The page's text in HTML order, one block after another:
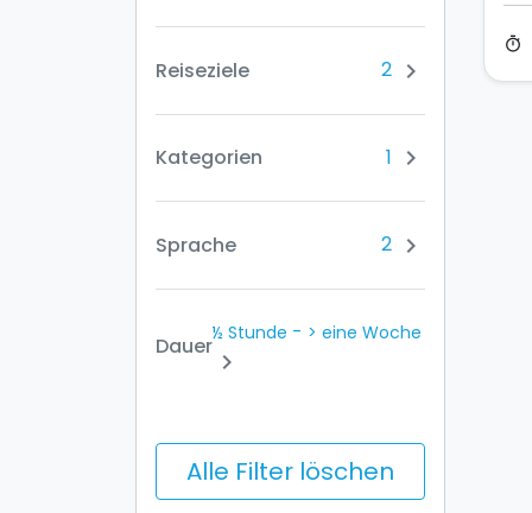
Reiseziele 2 chevron_right
Kategorien 1 chevron_right
Sprache 2 chevron_right
Dauer
½ Stunde - > eine Woche
chevron_right
Alle Filter löschen
timer